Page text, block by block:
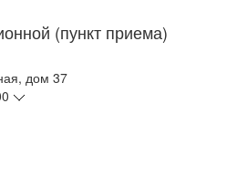
(пункт приема)
дом 37